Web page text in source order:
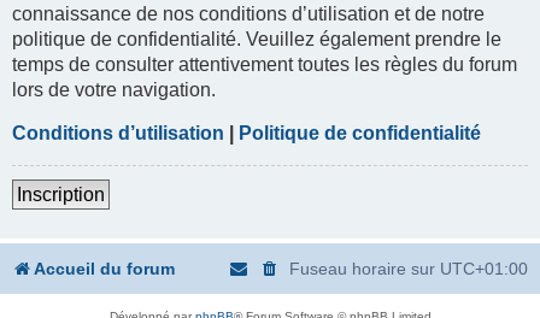
connaissance de nos conditions d’utilisation et de notre
politique de confidentialité. Veuillez également prendre le
temps de consulter attentivement toutes les règles du forum
lors de votre navigation.
Conditions d’utilisation Politique de confidentialité
Inscription
Accueil du forum Fuseau horaire sur UTC+01:00